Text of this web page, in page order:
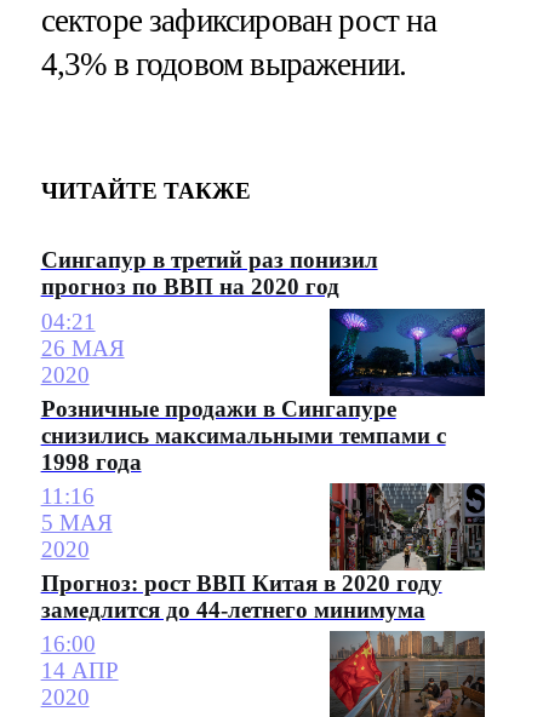
секторе зафиксирован рост на
4,3% в годовом выражении.
ЧИТАЙТЕ ТАКЖЕ
Сингапур в третий раз понизил
прогноз по ВВП на 2020 год
04:21
26 МАЯ
2020
Розничные продажи в Сингапуре
снизились максимальными темпами с
1998 года
11:16
5 МАЯ
2020
Прогноз: рост ВВП Китая в 2020 году
замедлится до 44-летнего минимума
16:00
14 АПР
2020